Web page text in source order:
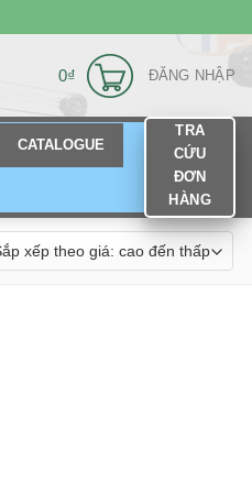
0₫ ĐĂNG NHẬP
CATALOGUE
TRA
CỨU
ĐƠN
HÀNG